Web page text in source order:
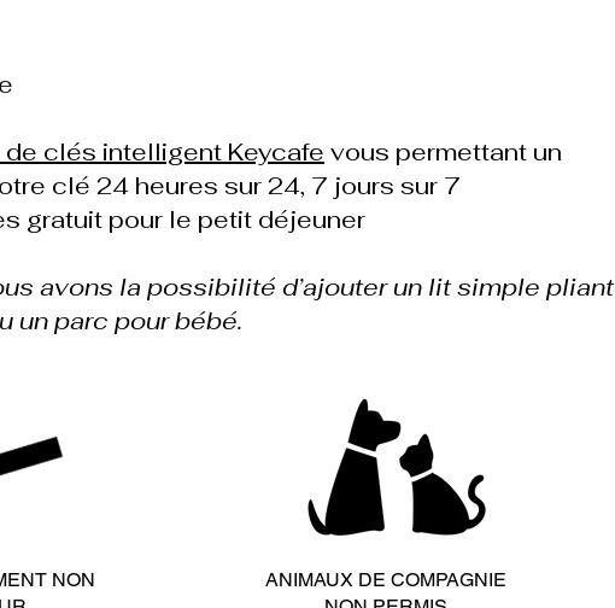
clés intelligent Keycafe vous permettant un
clé 24 heures sur 24, 7 jours sur 7
gratuit pour le petit déjeuner
avons la possibilité d’ajouter un lit simple pliant
un parc pour bébé.
NON
ANIMAUX DE COMPAGNIE